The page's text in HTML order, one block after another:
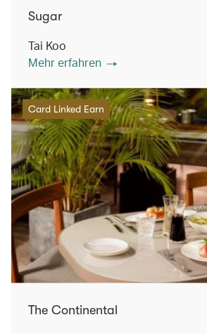
Sugar
Tai Koo
Mehr erfahren
Card Linked Earn
The Continental